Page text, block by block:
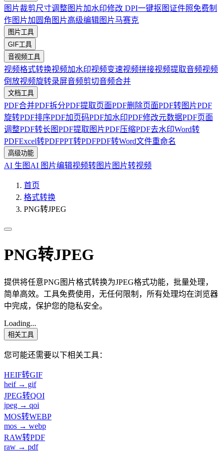
图片裁剪尺寸调整图片加水印修改 DPI一键抠图证件照免费制
作图片加圆角 图片高级编辑图片马赛克
图片工具
GIF工具
音视频工具
视频格式转换视频加水印视频变速视频拼接视频提取音频视频
倒放视频旋转录屏音频剪切音频合并
文档工具
PDF合并PDF拆分PDF提取页面PDF删除页面PDF转图片PDF
旋转PDF排序PDF加页码PDF加水印PDF修改元数据PDF页面
调整PDF转长图PDF提取图片PDF压缩PDF去水印Word转
PDFExcel转PDFPPT转PDFPDF转Word文件重命名
高级功能
AI 生图 AI 图片编辑视频转图片 图片转视频
首页
格式转换
PNG转JPEG
PNG转JPEG
提供将任意PNG图片格式转换为JPEG格式功能，批量处理，
简单高效。工具免费使用，无任何限制，所有处理均在浏览器
中完成，保护您的隐私安全。
Loading...
相关工具
您可能还需要以下相关工具：
HEIF转GIF
heif → gif
JPEG转QOI
jpeg → qoi
MOS转WEBP
mos → webp
RAW转PDF
raw → pdf